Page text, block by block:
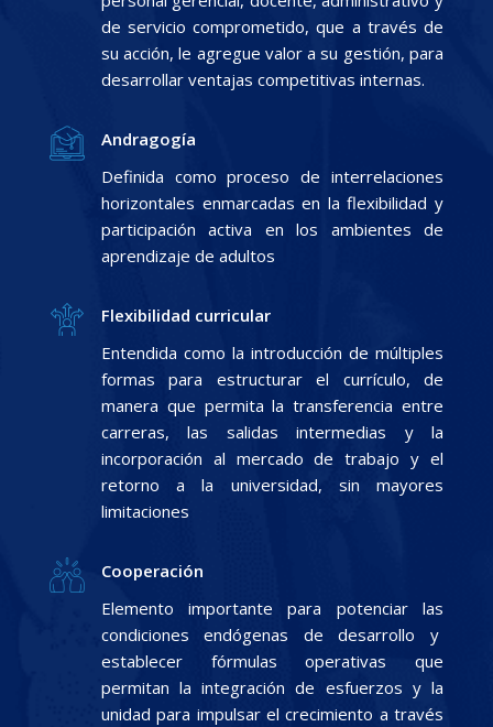
de servicio comprometido, que a través de
su acción, le agregue valor a su gestión, para
desarrollar ventajas competitivas internas.
Andragogía
Definida como proceso de interrelaciones
horizontales enmarcadas en la flexibilidad y
participación activa en los ambientes de
aprendizaje de adultos
Flexibilidad curricular
Entendida como la introducción de múltiples
formas para estructurar el currículo, de
manera que permita la transferencia entre
carreras, las salidas intermedias y la
incorporación al mercado de trabajo y el
retorno a la universidad, sin mayores
limitaciones
Cooperación
Elemento importante para potenciar las
condiciones endógenas de desarrollo y
establecer fórmulas operativas que
permitan la integración de esfuerzos y la
unidad para impulsar el crecimiento a través